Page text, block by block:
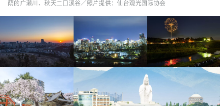
荫的广濑川、秋天二口溪谷／照片提供：仙台观光国际协会